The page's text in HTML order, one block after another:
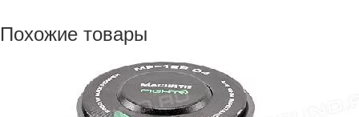
Похожие товары